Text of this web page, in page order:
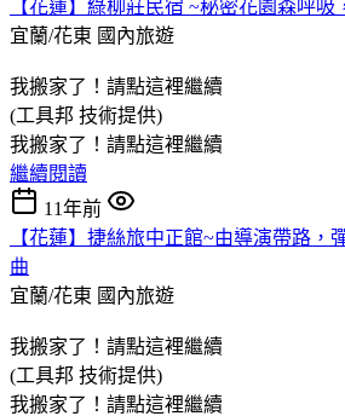
【花蓮】綠柳莊民宿 ~秘密花園森呼吸
宜蘭/花東 國內旅遊
我搬家了！請點這裡繼續
(工具邦 技術提供)
我搬家了！請點這裡繼續
繼續閱讀
11年前
【花蓮】捷絲旅中正館~由導演帶路，
曲
宜蘭/花東 國內旅遊
我搬家了！請點這裡繼續
(工具邦 技術提供)
我搬家了！請點這裡繼續